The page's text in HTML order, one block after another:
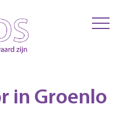
in Groenlo